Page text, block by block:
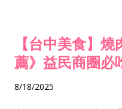
【台中美食】
薦》益民商圈必
8/18/2025